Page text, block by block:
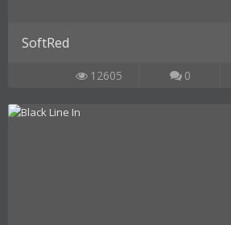
SoftRed
12605 0